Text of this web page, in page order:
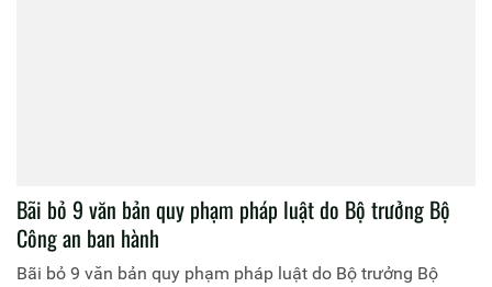
Bãi bỏ 9 văn bản quy phạm pháp luật do Bộ trưởng Bộ
Công an ban hành
Bãi bỏ 9 văn bản quy phạm pháp luật do Bộ trưởng Bộ